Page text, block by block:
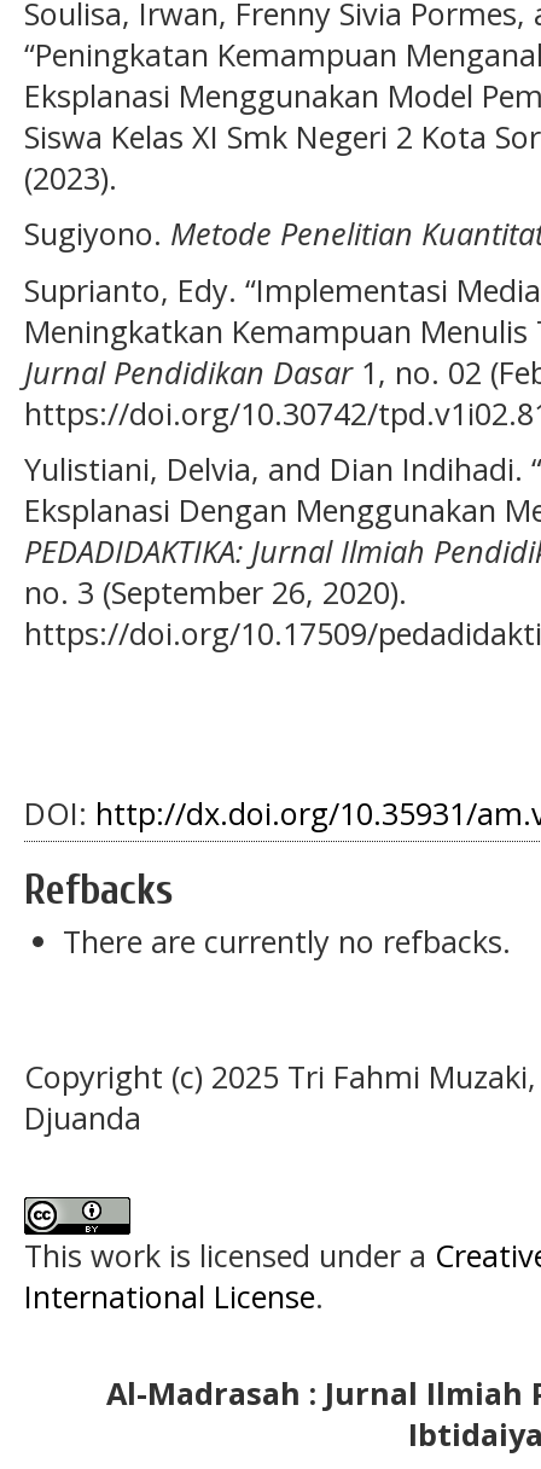
Soulisa, Irwan, Frenny Sivia
“Peningkatan Kemampuan
Eksplanasi Menggunakan Model
Siswa Kelas XI Smk Negeri 2 Kota
(2023).
Sugiyono. Metode Penelitian
Suprianto, Edy. “Implementasi
Meningkatkan Kemampuan Menulis
Jurnal Pendidikan Dasar1, no. 02
https://doi.org/10.30742/
Yulistiani, Delvia, and Dian Indihadi.
Eksplanasi Dengan Menggunakan
PEDADIDAKTIKA: Jurnal Ilmiah
no. 3 (September 26, 2020).
https://doi.org/10.17509/
DOI: http://dx.doi.org/10.35931/
Refbacks
There are currently no refbacks.
Copyright (c) 2025 Tri Fahmi
Djuanda
This work is licensed under a
International License.
Al-Madrasah : Jurnal Ilmiah